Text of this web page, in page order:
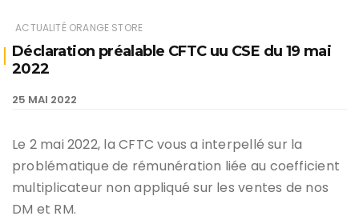
ACTUALITÉ ORANGE STORE
Déclaration préalable CFTC uu CSE du 19 mai
2022
25 MAI 2022
Le 2 mai 2022, la CFTC vous a interpellé sur la
problématique de rémunération liée au coefficient
multiplicateur non appliqué sur les ventes de nos
DM et RM.